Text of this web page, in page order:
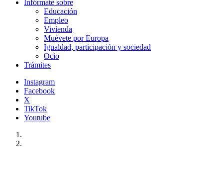
Infórmate sobre
Educación
Empleo
Vivienda
Muévete por Europa
Igualdad, participación y sociedad
Ocio
Trámites
Instagram
Facebook
X
TikTok
Youtube